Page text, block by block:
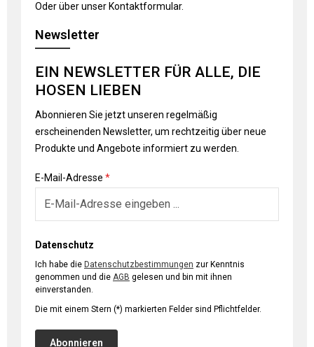
Oder über unser Kontaktformular.
Newsletter
EIN NEWSLETTER FÜR ALLE, DIE
HOSEN LIEBEN
Abonnieren Sie jetzt unseren regelmäßig
erscheinenden Newsletter, um rechtzeitig über neue
Produkte und Angebote informiert zu werden.
E-Mail-Adresse *
Datenschutz
Ich habe die Datenschutzbestimmungen
genommen und die AGB
einverstanden.
Die mit einem Stern (*) markierten Felder sind Pflichtfelder.
Abonnieren